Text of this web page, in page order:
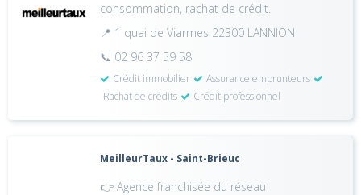
consommation, rachat de crédit.
📍 1 quai de Viarmes 22300 LANNION
📞 02 96 37 59 58
Crédit immobilier
Assurance emprunteurs
Rachat de crédits
Crédit professionnel
MeilleurTaux - Saint-Brieuc
👉 Agence franchisée du réseau